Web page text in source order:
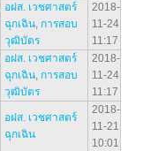
อฝส. เวชศาสตร์
ฉุกเฉิน, การสอบ
วุฒิบัตร
2018-
11-24
11:17
อฝส. เวชศาสตร์
ฉุกเฉิน, การสอบ
วุฒิบัตร
2018-
11-24
11:17
อฝส. เวชศาสตร์
ฉุกเฉิน
2018-
11-21
10:01